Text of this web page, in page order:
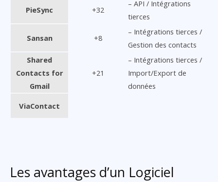
PieSync +32
– API / Intégrations
tierces
Sansan +8
– Intégrations tierces /
Gestion des contacts
Shared
Contacts for
Gmail
+21
– Intégrations tierces /
Import/Export de
données
ViaContact
Les avantages d’un Logiciel